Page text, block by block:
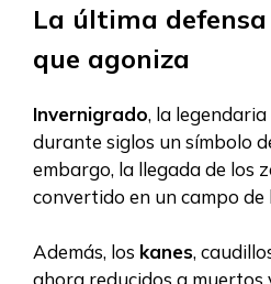
La última
que agoniza
Invernigrado, la legendaria
durante siglos un símbolo
embargo, la llegada de los
convertido en un campo
Además, los kanes,
ahora reducidos a muertos